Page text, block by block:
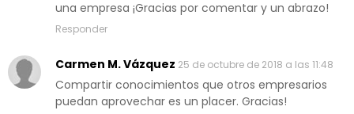
una empresa ¡Gracias por comentar y un abrazo!
Responder
Carmen M. Vázquez 25 de octubre de 2018 a las 11:48
Compartir conocimientos que otros empresarios
puedan aprovechar es un placer. Gracias!